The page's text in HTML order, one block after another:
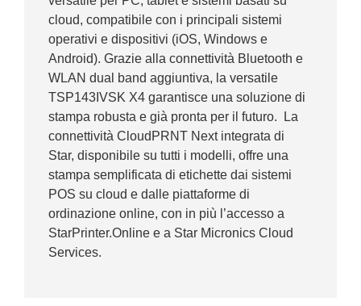
cloud, compatibile con i principali sistemi
operativi e dispositivi (iOS, Windows e
Android). Grazie alla connettività Bluetooth e
WLAN dual band aggiuntiva, la versatile
TSP143IVSK X4 garantisce una soluzione di
stampa robusta e già pronta per il futuro. La
connettività CloudPRNT Next integrata di
Star, disponibile su tutti i modelli, offre una
stampa semplificata di etichette dai sistemi
POS su cloud e dalle piattaforme di
ordinazione online, con in più l’accesso a
StarPrinter.Online e a Star Micronics Cloud
Services.